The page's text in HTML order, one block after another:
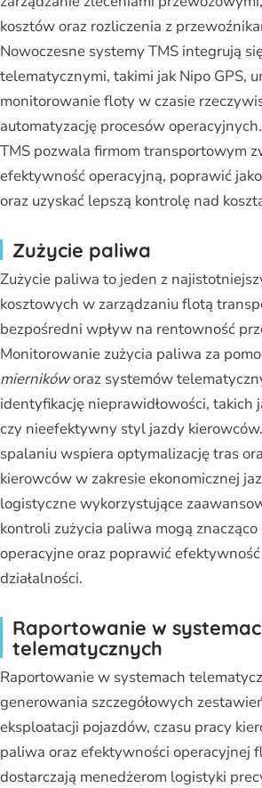
kosztów oraz rozliczenia z
Nowoczesne systemy TMS integrują
telematycznymi, takimi jak Nipo GPS,
monitorowanie floty w czasie
automatyzację procesów
TMS pozwala firmom transportowym
efektywność operacyjną, poprawić
oraz uzyskać lepszą kontrolę nad
Zużycie paliwa
Zużycie paliwa to jeden z
kosztowych w zarządzaniu flotą
bezpośredni wpływ na rentowność
Monitorowanie zużycia paliwa za
miernikóworaz systemów
identyfikację nieprawidłowości, takich
czy nieefektywny styl jazdy
spalaniu wspiera optymalizację tras
kierowców w zakresie ekonomicznej
logistyczne wykorzystujące
kontroli zużycia paliwa mogą
operacyjne oraz poprawić
działalności.
Raportowanie w
telematycznych
Raportowanie w systemach
generowania szczegółowych
eksploatacji pojazdów, czasu pracy
paliwa oraz efektywności operacyjnej
dostarczają menedżerom logistyki